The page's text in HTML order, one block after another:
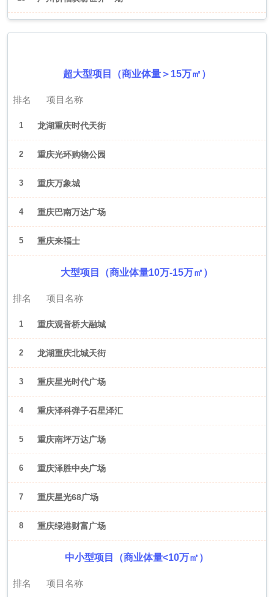
超大型项目（商业体量＞15万㎡）
排名 项目名称
1 龙湖重庆时代天街
2 重庆光环购物公园
3 重庆万象城
4 重庆巴南万达广场
5 重庆来福士
大型项目（商业体量10万-15万㎡）
排名 项目名称
1 重庆观音桥大融城
2 龙湖重庆北城天街
3 重庆星光时代广场
4 重庆泽科弹子石星泽汇
5 重庆南坪万达广场
6 重庆泽胜中央广场
7 重庆星光68广场
8 重庆绿港财富广场
中小型项目（商业体量<10万㎡）
排名 项目名称